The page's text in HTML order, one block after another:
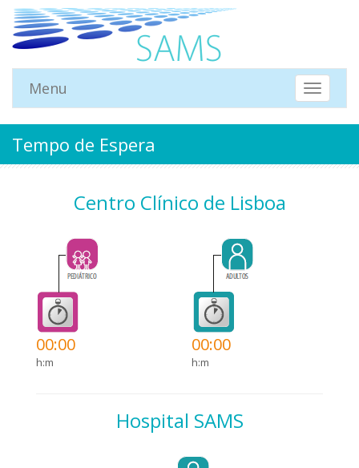
Mostrar
Menu
Menu
Tempo de Espera
Centro Clínico de Lisboa
00:00
h:m
00:00
h:m
Hospital SAMS